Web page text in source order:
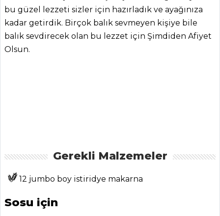
Medya
Haber
bu güzel lezzeti sizler için hazırladık ve ayağınıza
kadar getirdik. Birçok balık sevmeyen kişiye bile
balık sevdirecek olan bu lezzet için Şimdiden Afiyet
Olsun.
Gerekli Malzemeler
12 jumbo boy istiridye makarna
Sosu için